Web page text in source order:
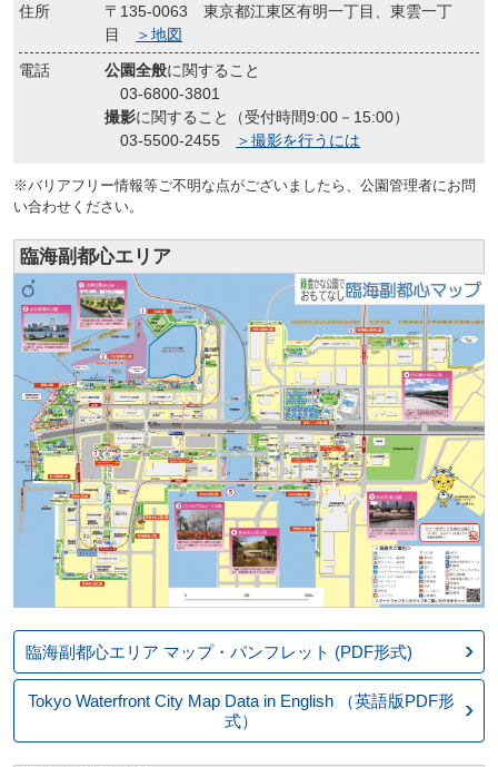
住所
〒135-0063 東京都江東区有明一丁目、東雲一丁
目
＞地図
電話
公園全般に関すること
03-6800-3801
撮影に関すること（受付時間9:00－15:00）
03-5500-2455
＞撮影を行うには
※バリアフリー情報等ご不明な点がございましたら、公園管理者にお問
い合わせください。
臨海副都心エリア
臨海副都心エリア マップ・パンフレット (PDF形式)
Tokyo Waterfront City Map Data in English （英語版PDF形
式）